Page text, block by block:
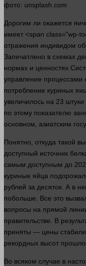
фото: unsplash.com
Дорогим ли окажется
имеет <span class="wp-
отражения индивидом
Запечатлено в схемах
нормах и ценностях
управление процессами
потребление куриных
увеличилось на 23
по этому показателю
основном, азиатским
Понятно, откуда такой
доступный источник
самым доступным до
куриные яйца
рублей за десяток. А в
побольше. Все это
вопросы на прямой
правительстве. В
приняты — цены
рекордных высот
Во всяком случае в